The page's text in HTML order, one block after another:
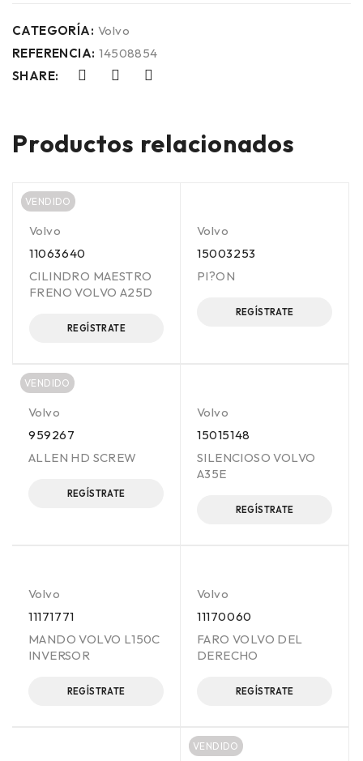
CATEGORÍA: Volvo
REFERENCIA: 14508854
SHARE:
Productos relacionados
VENDIDO
Volvo
11063640
CILINDRO MAESTRO
FRENO VOLVO A25D
REGÍSTRATE
Volvo
15003253
PI?ON
REGÍSTRATE
VENDIDO
Volvo
959267
ALLEN HD SCREW
REGÍSTRATE
Volvo
15015148
SILENCIOSO VOLVO
A35E
REGÍSTRATE
Volvo
11171771
MANDO VOLVO L150C
INVERSOR
REGÍSTRATE
Volvo
11170060
FARO VOLVO DEL
DERECHO
REGÍSTRATE
VENDIDO